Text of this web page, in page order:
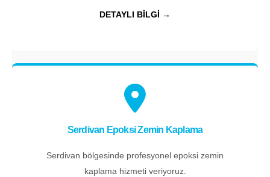
DETAYLI BİLGİ →
Serdivan Epoksi Zemin Kaplama
Serdivan bölgesinde profesyonel epoksi zemin
kaplama hizmeti veriyoruz.